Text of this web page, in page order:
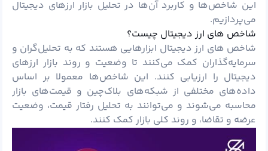
این شاخص‌ها و کاربرد آن‌ها در تحلیل بازار ارزهای دیجیتال
می‌پردازیم.
شاخص های ارز دیجیتال چیست؟
شاخص‌ های ارز دیجیتال ابزارهایی هستند که به تحلیل‌گران و
سرمایه‌گذاران کمک می‌کنند تا وضعیت و روند بازار ارزهای
دیجیتال را ارزیابی کنند. این شاخص‌ها معمولا بر اساس
داده‌های مختلفی از شبکه‌های بلاک‌چین و قیمت‌های بازار
محاسبه می‌شوند و می‌توانند به تحلیل رفتار قیمت، وضعیت
عرضه و تقاضا، و روند کلی بازار کمک کنند.